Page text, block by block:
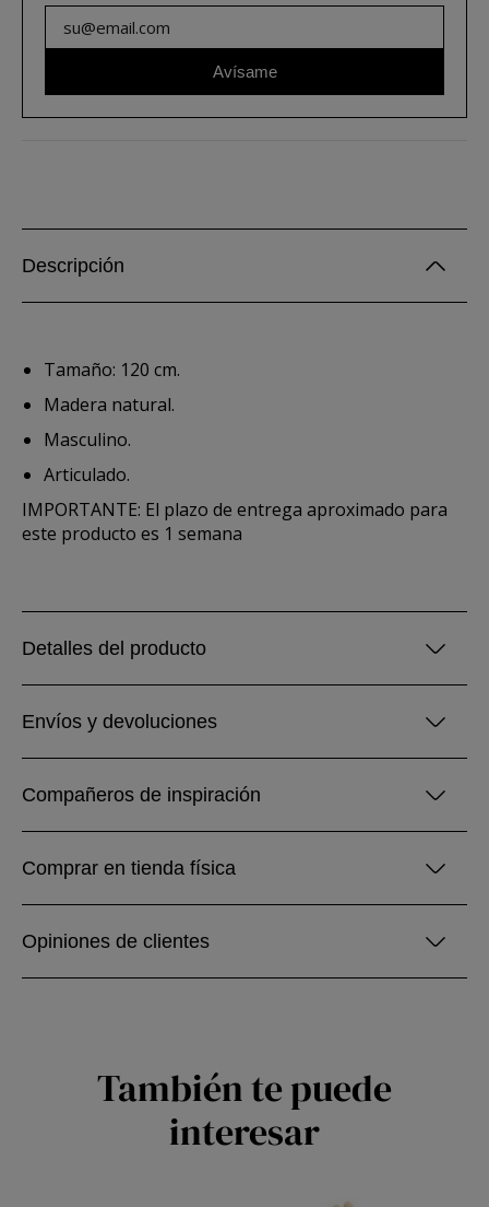
Avísame
Descripción
Tamaño: 120 cm.
Madera natural.
Masculino.
Articulado.
IMPORTANTE: El plazo de entrega aproximado para
este producto es 1 semana
Detalles del producto
Envíos y devoluciones
Compañeros de inspiración
Comprar en tienda física
Opiniones de clientes
También te puede
interesar